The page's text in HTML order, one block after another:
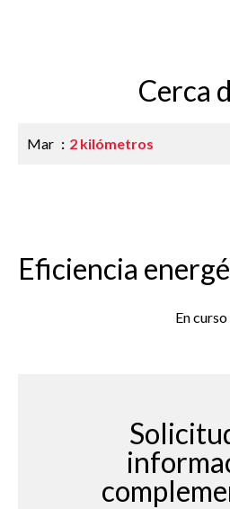
Cerca
Mar 2 kilómetros
Eficiencia
En curso